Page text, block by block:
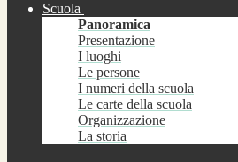
Scuola
Panoramica
Presentazione
I luoghi
Le persone
I numeri della scuola
Le carte della scuola
Organizzazione
La storia